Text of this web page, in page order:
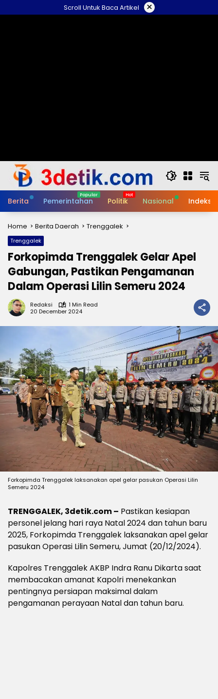
to
Scroll Untuk Baca Artikel ×
Berita Pemerintahan Politik Nasional Indeks
Home Berita Daerah Trenggalek
Trenggalek
Forkopimda Trenggalek Gelar Apel
Gabungan, Pastikan Pengamanan
Dalam Operasi Lilin Semeru 2024
Redaksi
1 Min Read
20 December 2024
Forkopimda Trenggalek laksanakan apel gelar pasukan Operasi Lilin
Semeru 2024
TRENGGALEK, 3detik.com – Pastikan kesiapan
personel jelang hari raya Natal 2024 dan tahun baru
2025, Forkopimda Trenggalek laksanakan apel gelar
pasukan Operasi Lilin Semeru, Jumat (20/12/2024).
Kapolres Trenggalek AKBP Indra Ranu Dikarta saat
membacakan amanat Kapolri menekankan
pentingnya persiapan maksimal dalam
pengamanan perayaan Natal dan tahun baru.